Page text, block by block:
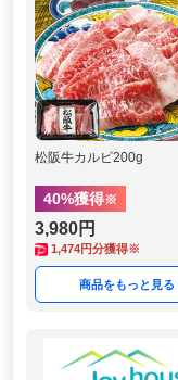
松阪牛カルビ200g
40%獲得※
3,980円
1,474円分獲得※
商品をもっと見る